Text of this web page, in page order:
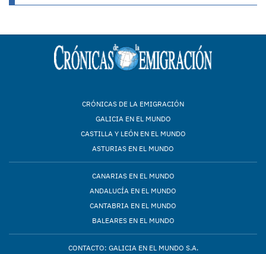
CRÓNICAS DE LA EMIGRACIÓN
GALICIA EN EL MUNDO
CASTILLA Y LEÓN EN EL MUNDO
ASTURIAS EN EL MUNDO
CANARIAS EN EL MUNDO
ANDALUCÍA EN EL MUNDO
CANTABRIA EN EL MUNDO
BALEARES EN EL MUNDO
CONTACTO: GALICIA EN EL MUNDO S.A.